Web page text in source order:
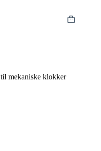
mekaniske klokker